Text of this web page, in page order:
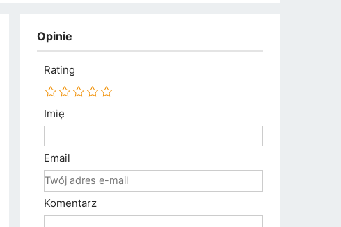
Opinie
Rating
Imię
Email
Komentarz